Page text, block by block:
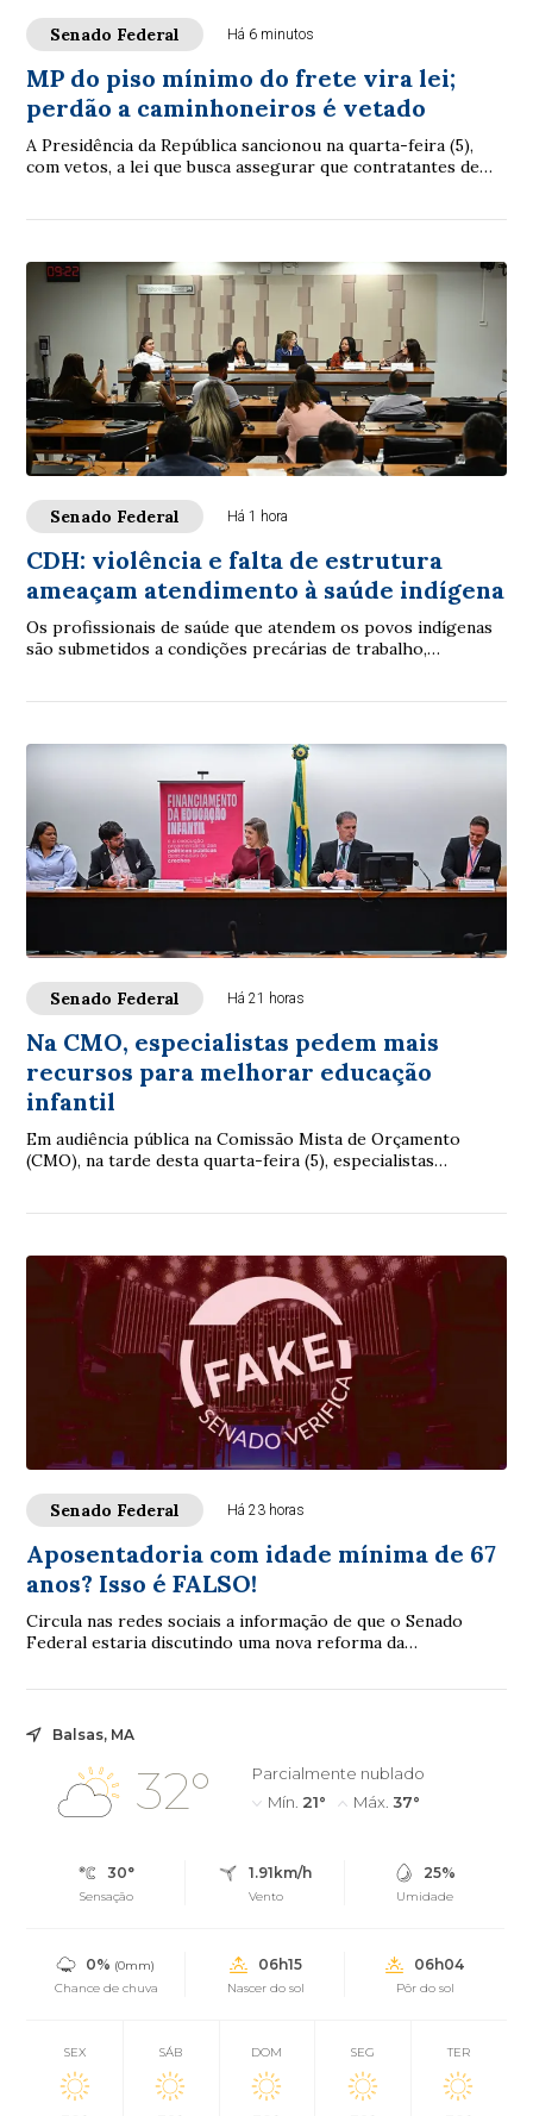
Senado Federal Há 6 minutos
MP do piso mínimo do frete vira lei;
perdão a caminhoneiros é vetado
A Presidência da República sancionou na quarta-feira (5),
com vetos, a lei que busca assegurar que contratantes de
Senado Federal Há 1 hora
CDH: violência e falta de estrutura
ameaçam atendimento à saúde indígena
Os profissionais de saúde que atendem os povos indígenas
são submetidos a condições precárias de trabalho,
Senado Federal Há 21 horas
Na CMO, especialistas pedem mais
recursos para melhorar educação
infantil
Em audiência pública na Comissão Mista de Orçamento
(CMO), na tarde desta quarta-feira (5), especialistas
Senado Federal Há 23 horas
Aposentadoria com idade mínima de 67
anos? Isso é FALSO!
Circula nas redes sociais a informação de que o Senado
Federal estaria discutindo uma nova reforma da
Balsas, MA
32°
Parcialmente nublado
Mín. 21° Máx. 37°
30°
Sensação
1.91km/h
Vento
25%
Umidade
0% (0mm)
Chance de chuva
06h15
Nascer do sol
06h04
Pôr do sol
SEX SÁB DOM SEG TER